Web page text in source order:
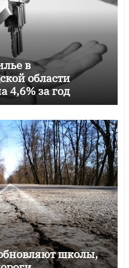
в
области
4,6% за год
школы,